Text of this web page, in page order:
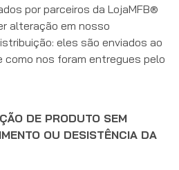
por parceiros da LojaMFB®
alteração em nosso
eles são enviados ao
nos foram entregues pelo
DE PRODUTO SEM
OU DESISTÊNCIA DA